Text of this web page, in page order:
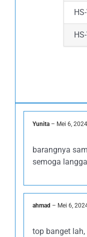
Yunita – Mei 6, 2024
barangnya
semoga
ahmad – Mei 6,
top banget